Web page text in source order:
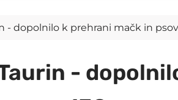
- dopolnilo k prehrani mačk in
-